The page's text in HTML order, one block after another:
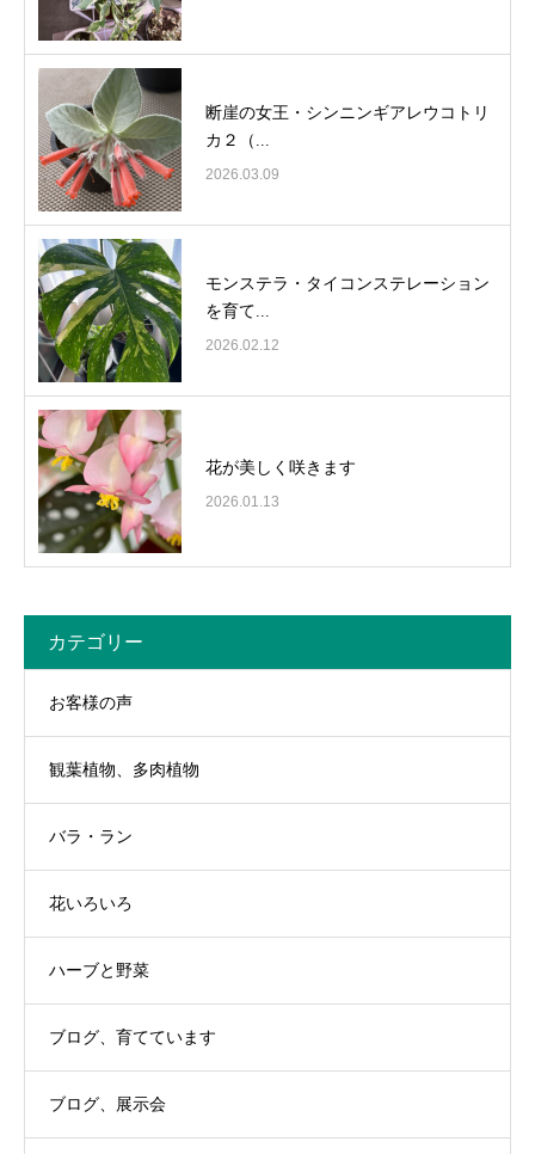
断崖の女王・シンニンギアレウコトリ
カ２（...
2026.03.09
モンステラ・タイコンステレーション
を育て...
2026.02.12
花が美しく咲きます
2026.01.13
カテゴリー
お客様の声
観葉植物、多肉植物
バラ・ラン
花いろいろ
ハーブと野菜
ブログ、育てています
ブログ、展示会